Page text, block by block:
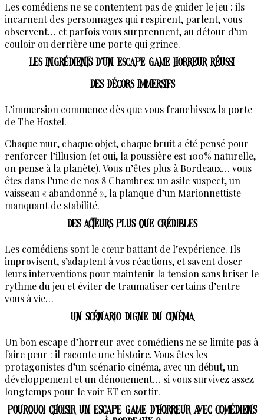
Les comédiens ne se contentent pas de guider le jeu : ils
incarnent des personnages qui respirent, parlent, vous
observent… et parfois vous surprennent, au détour d’un
couloir ou derrière une porte qui grince.
Les ingrédients d’un escape game horreur réussi
Des décors immersifs
L’immersion commence dès que vous franchissez la porte
de The Hostel.
Chaque mur, chaque objet, chaque bruit a été pensé pour
renforcer l’illusion (et oui, la poussière est 100% naturelle,
on pense à la planète). Vous n’êtes plus à Bordeaux… vous
êtes dans l’une de nos 8 Chambres: un asile suspect, un
vaisseau « abandonné », la planque d’un Marionnettiste
manquant de stabilité.
Des acteurs plus que crédibles
Les comédiens sont le cœur battant de l’expérience. Ils
improvisent, s’adaptent à vos réactions, et savent doser
leurs interventions pour maintenir la tension sans briser le
rythme du jeu et éviter de traumatiser certains d’entre
vous à vie…
Un scénario digne du cinéma
Un bon escape d’horreur avec comédiens ne se limite pas à
faire peur : il raconte une histoire. Vous êtes les
protagonistes d’un scénario cinéma, avec un début, un
développement et un dénouement… si vous survivez assez
longtemps pour le voir ET en sortir.
Pourquoi choisir un escape game d’horreur avec comédiens